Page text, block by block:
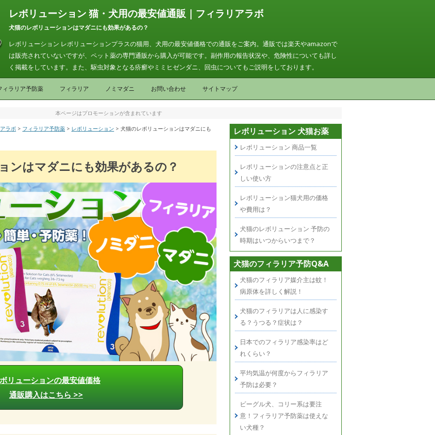
レボリューション 猫・犬用の最安値通販｜フィラリアラボ
犬猫のレボリューションはマダニにも効果があるの？
レボリューション レボリューションプラスの猫用、犬用の最安値価格での通販をご案内。通販では楽天やamazonで
は販売されていないですが、ペット薬の専門通販から購入が可能です。副作用の報告状況や、危険性についても詳し
く掲載をしています。また、駆虫対象となる疥癬やミミヒゼンダニ、回虫についてもご説明をしております。
コンテンツへ移動
ィラリア予防薬 フィラリア ノミマダニ お問い合わせ サイトマップ
本ページはプロモーションが含まれています
ラボ > フィラリア予防薬 > レボリューション > 犬猫のレボリューションはマダニにも
ンはマダニにも効果があるの？
リューションの最安値価格
通販購入はこちら >>
レボリューション 犬猫お薬
レボリューション 商品一覧
レボリューションの注意点と正
しい使い方
レボリューション猫犬用の価格
や費用は？
犬猫のレボリューション 予防の
時期はいつからいつまで？
犬猫のフィラリア予防Q&A
犬猫のフィラリア媒介主は蚊！
病原体を詳しく解説！
犬猫のフィラリアは人に感染す
る？うつる？症状は？
日本でのフィラリア感染率はど
れくらい？
平均気温が何度からフィラリア
予防は必要？
ビーグル犬、コリー系は要注
意！フィラリア予防薬は使えな
い犬種？